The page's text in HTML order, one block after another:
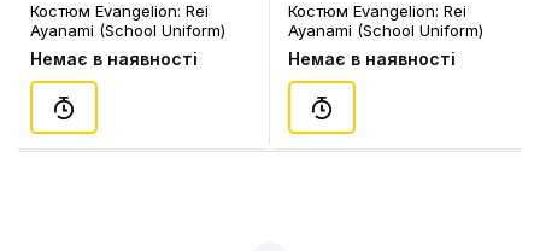
Костюм Evangelion: Rei
Ayanami (School Uniform)
(M), (100168)
Немає в наявності
Костюм Evangelion: Rei
Ayanami (School Uniform)
(L), (100169)
Немає в наявності